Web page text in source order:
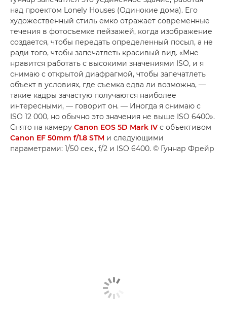
над проектом Lonely Houses (Одинокие дома). Его
художественный стиль емко отражает современные
течения в фотосъемке пейзажей, когда изображение
создается, чтобы передать определенный посыл, а не
ради того, чтобы запечатлеть красивый вид. «Мне
нравится работать с высокими значениями ISO, и я
снимаю с открытой диафрагмой, чтобы запечатлеть
объект в условиях, где съемка едва ли возможна, —
такие кадры зачастую получаются наиболее
интересными, — говорит он. — Иногда я снимаю с
ISO 12 000, но обычно это значения не выше ISO 6400».
Снято на камеру Canon EOS 5D Mark IV с объективом
Canon EF 50mm f/1.8 STM и следующими
параметрами: 1/50 сек., f/2 и ISO 6400. © Гуннар Фрейр